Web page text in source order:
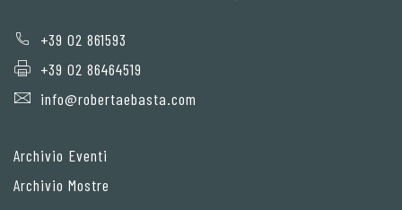
+39 02 861593
+39 02 86464519
info@robertaebasta.com
Archivio Eventi
Archivio Mostre